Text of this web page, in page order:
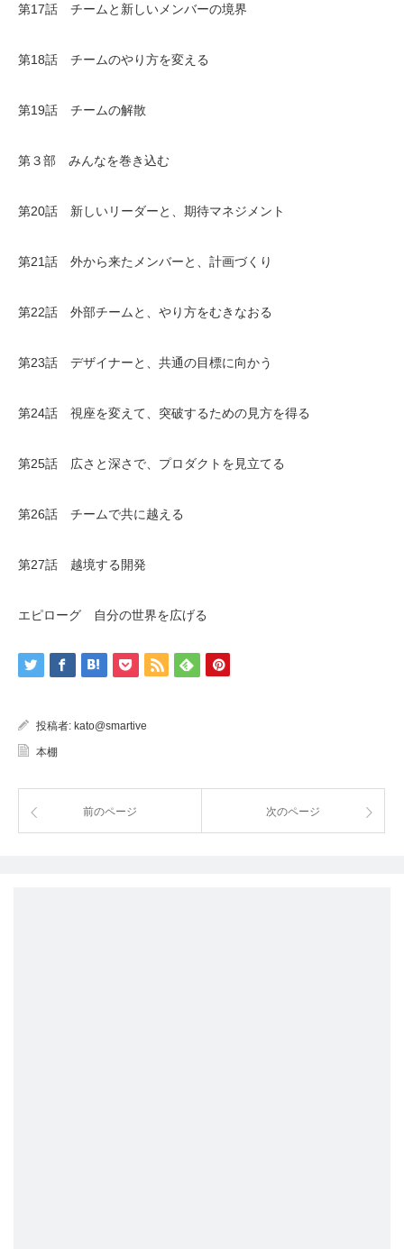
第17話 チームと新しいメンバーの境界
第18話 チームのやり方を変える
第19話 チームの解散
第３部 みんなを巻き込む
第20話 新しいリーダーと、期待マネジメント
第21話 外から来たメンバーと、計画づくり
第22話 外部チームと、やり方をむきなおる
第23話 デザイナーと、共通の目標に向かう
第24話 視座を変えて、突破するための見方を得る
第25話 広さと深さで、プロダクトを見立てる
第26話 チームで共に越える
第27話 越境する開発
エピローグ 自分の世界を広げる
投稿者: kato@smartive
本棚
前のページ 次のページ